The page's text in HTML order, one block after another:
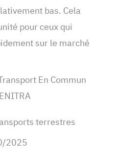
bas. Cela
pour ceux qui
sur le marché
En Commun
terrestres
2025